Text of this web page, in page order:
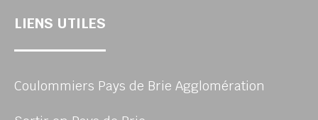
LIENS UTILES
Coulommiers Pays de Brie Agglomération